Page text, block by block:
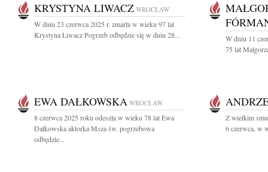
KRYSTYNA LIWACZ WROCŁAW
W dniu 23 czerwca 2025 r. zmarła w wieku 97 lat
Krystyna Liwacz Pogrzeb odbędzie się w dniu 28...
W dniu 11
75 lat
EWA DAŁKOWSKA WROCŁAW
8 czerwca 2025 roku odeszła w wieku 78 lat Ewa
Dałkowska aktorka Msza św. pogrzebowa
odbędzie...
Z wielkim
6 czerwca, w